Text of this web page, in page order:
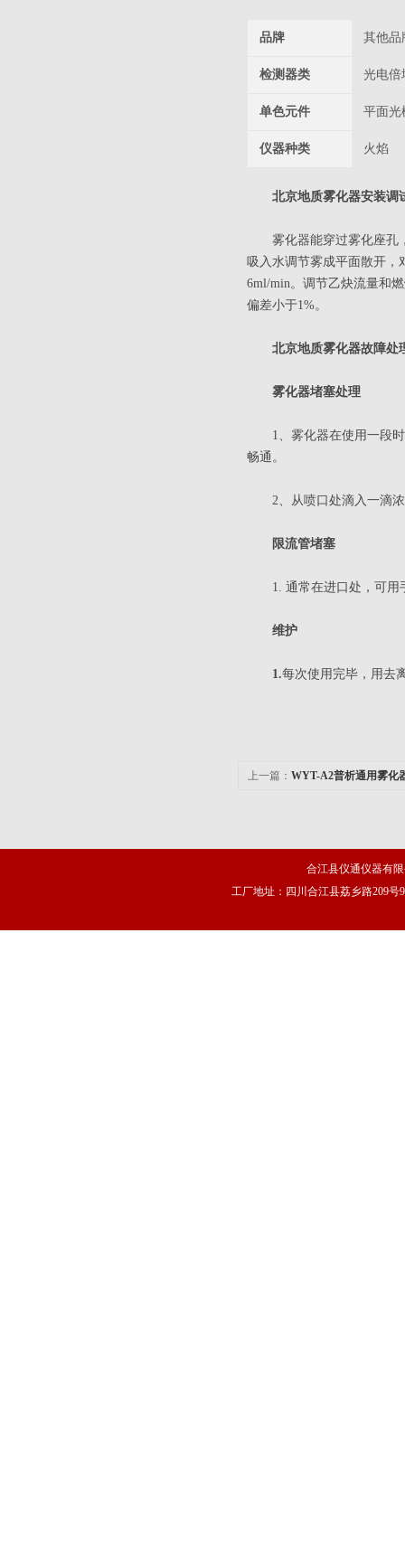
品牌 其他品
检测器类 光电倍
单色元件 平面光
仪器种类 火焰
北京地质雾化器安装调
雾化器能穿过雾化座孔，
吸入水调节雾成平面散开，
6ml/min。调节乙炔流量和
偏差小于1%。
北京地质雾化器故障处
雾化器堵塞处理
1、雾化器在使用一段时
畅通。
2、从喷口处滴入一滴浓
限流管堵塞
1. 通常在进口处，可用
维护
1.每次使用完毕，用去
上一篇： WYT-A2普析通用雾化
合江县仪通仪器有
工厂地址：四川合江县荔乡路209